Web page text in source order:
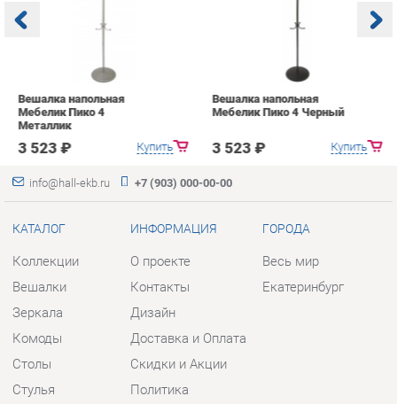
3 523 ₽
Коллекции
Вешалки
Тумбы
Шкафы
Комплектующие
Контакты
Гарантия
Помощь
Весь мир
Екатеринбург
КОНТАКТЫ
Шоурум и склад самовывоза